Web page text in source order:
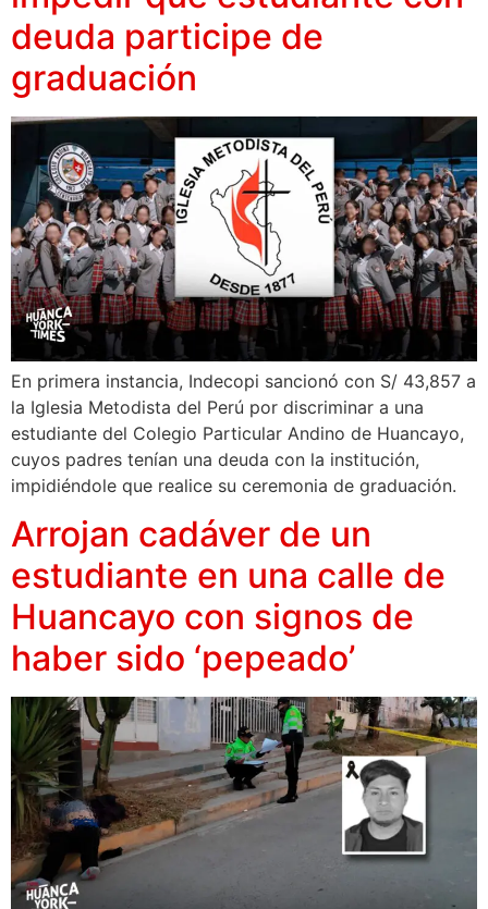
deuda participe de
graduación
En primera instancia, Indecopi sancionó con S/ 43,857 a
la Iglesia Metodista del Perú por discriminar a una
estudiante del Colegio Particular Andino de Huancayo,
cuyos padres tenían una deuda con la institución,
impidiéndole que realice su ceremonia de graduación.
Arrojan cadáver de un
estudiante en una calle de
Huancayo con signos de
haber sido ‘pepeado’